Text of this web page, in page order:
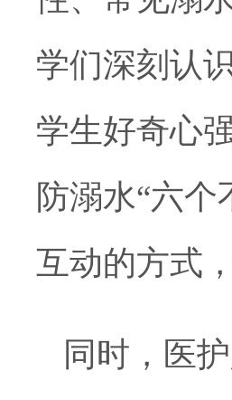
学们深刻认
学生好奇心
防溺水“六
互动的方式
同时，医